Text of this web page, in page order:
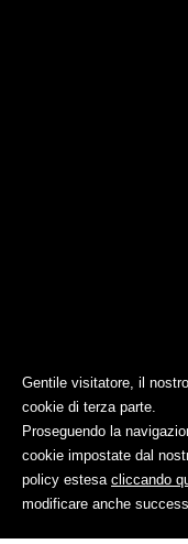
Gentile visitatore, il
cookie di terza parte.
Proseguendo la
cookie impostate dal
policy estesa cliccando
modificare anche